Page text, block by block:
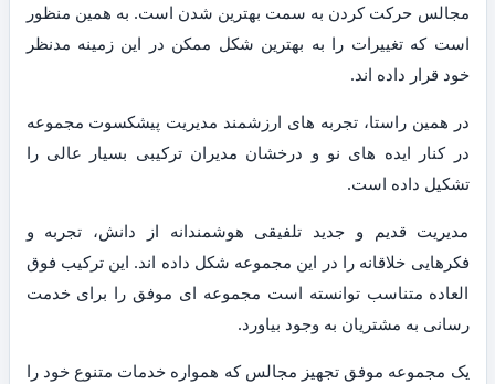
مجالس حرکت کردن به سمت بهترین شدن است. به همین منظور
است که تغییرات را به بهترین شکل ممکن در این زمینه مدنظر
خود قرار داده اند.
در همین راستا، تجربه های ارزشمند مدیریت پیشکسوت مجموعه
در کنار ایده های نو و درخشان مدیران ترکیبی بسیار عالی را
تشکیل داده است.
مدیریت قدیم و جدید تلفیقی هوشمندانه از دانش، تجربه و
فکرهایی خلاقانه را در این مجموعه شکل داده اند. این ترکیب فوق
العاده متناسب توانسته است مجموعه ای موفق را برای خدمت
رسانی به مشتریان به وجود بیاورد.
یک مجموعه موفق تجهیز مجالس که همواره خدمات متنوع خود را